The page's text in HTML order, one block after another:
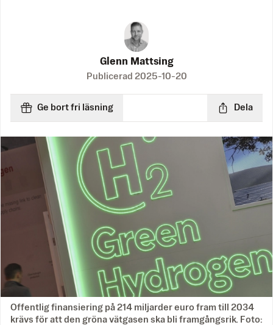
Glenn Mattsing
Publicerad 2025-10-20
Ge bort fri läsning Dela
Offentlig finansiering på 214 miljarder euro fram till 2034
krävs för att den gröna vätgasen ska bli framgångsrik. Foto: